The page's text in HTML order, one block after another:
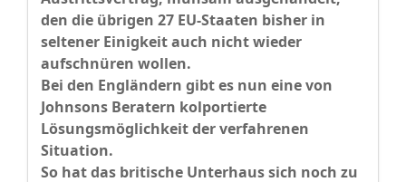
den die übrigen 27 EU-Staaten bisher in
seltener Einigkeit auch nicht wieder
aufschnüren wollen.
Bei den Engländern gibt es nun eine von
Johnsons Beratern kolportierte
Lösungsmöglichkeit der verfahrenen
Situation.
So hat das britische Unterhaus sich noch zu